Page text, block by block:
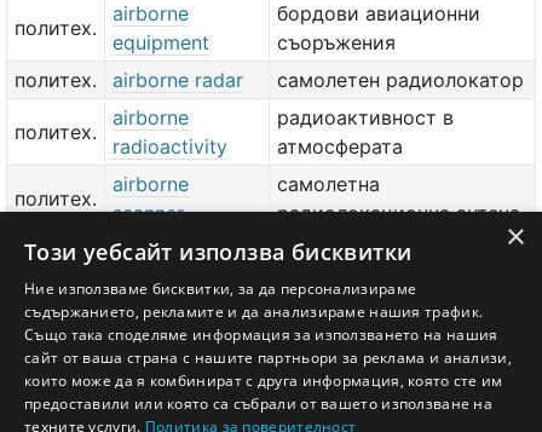
политех.
airborne
equipment
бордови авиационни
съоръжения
политех.
airborne radar самолетен радиолокатор
политех.
airborne
radioactivity
радиоактивност в
атмосферата
политех.
airborne
scanner
самолетна
радиолокационна антена
воен.
airborne tank въздушнодесантен танк'
man of airborne
troops
десантчик
добави значение или преводтук
×
Този уебсайт използва бисквитки
Ние използваме бисквитки, за да персонализираме
съдържанието, рекламите и да анализираме нашия трафик.
Също така споделяме информация за използването на нашия
сайт от ваша страна с нашите партньори за реклама и анализи,
които може да я комбинират с друга информация, която сте им
предоставили или която са събрали от вашето използване на
техните услуги. Политика за поверителност